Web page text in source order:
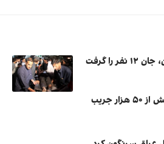
را گرفت
تثبیت ۹ شهرک امارتی با بیش از ۵۰ هزار جریب